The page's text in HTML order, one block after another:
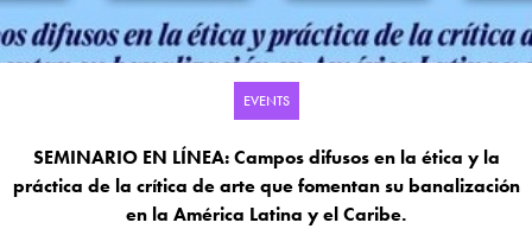
EVENTS
SEMINARIO EN LÍNEA: Campos difusos en la ética y la
práctica de la crítica de arte que fomentan su banalización
en la América Latina y el Caribe.